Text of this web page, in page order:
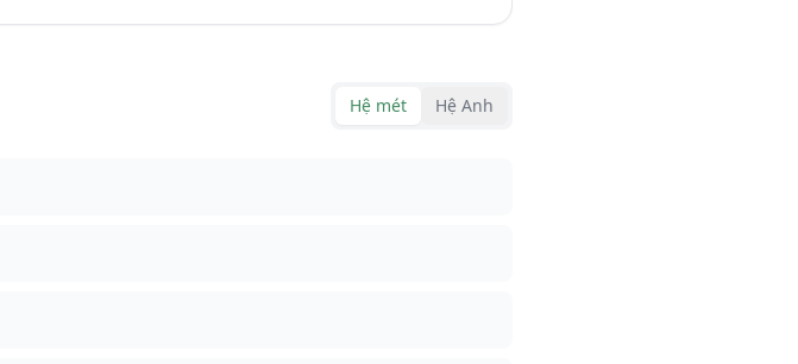
Hệ mét Hệ Anh